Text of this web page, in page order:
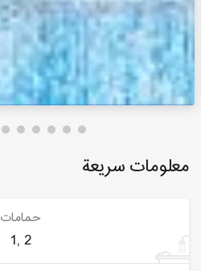
معلومات سريعة
حمامات
1, 2